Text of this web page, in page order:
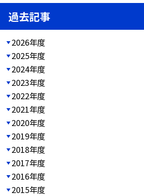
過去記事
2026年度
2025年度
2024年度
2023年度
2022年度
2021年度
2020年度
2019年度
2018年度
2017年度
2016年度
2015年度